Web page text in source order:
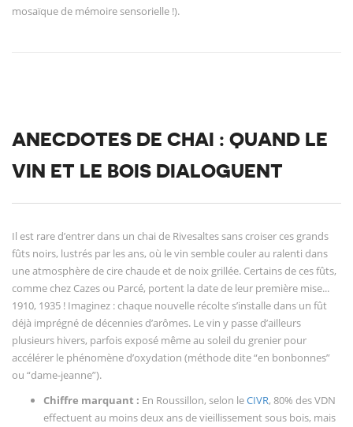
mosaïque de mémoire sensorielle !).
ANECDOTES DE CHAI : QUAND LE
VIN ET LE BOIS DIALOGUENT
Il est rare d’entrer dans un chai de Rivesaltes sans croiser ces grands
fûts noirs, lustrés par les ans, où le vin semble couler au ralenti dans
une atmosphère de cire chaude et de noix grillée. Certains de ces fûts,
comme chez Cazes ou Parcé, portent la date de leur première mise...
1910, 1935 ! Imaginez : chaque nouvelle récolte s’installe dans un fût
déjà imprégné de décennies d’arômes. Le vin y passe d’ailleurs
plusieurs hivers, parfois exposé même au soleil du grenier pour
accélérer le phénomène d’oxydation (méthode dite “en bonbonnes”
ou “dame-jeanne”).
Chiffre marquant : En Roussillon, selon leCIVR, 80% des VDN
effectuent au moins deux ans de vieillissement sous bois, mais